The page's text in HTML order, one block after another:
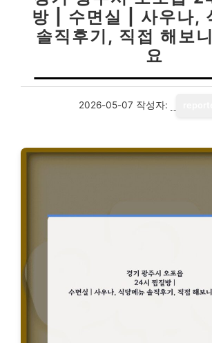
방 | 수면실 | 사우나,
솔직후기, 직접 해보
요
2026-05-07 작성자: